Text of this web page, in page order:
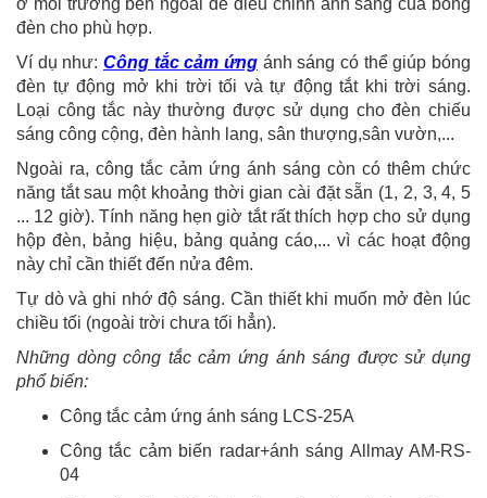
đèn cho phù hợp.
Ví dụ như: Công tắc cảm ứng ánh sáng có thể giúp bóng
đèn tự động mở khi trời tối và tự động tắt khi trời sáng.
Loại công tắc này thường được sử dụng cho đèn chiếu
sáng công cộng, đèn hành lang, sân thượng,sân vườn,...
Ngoài ra, công tắc cảm ứng ánh sáng còn có thêm chức
năng tắt sau một khoảng thời gian cài đặt sẵn (1, 2, 3, 4, 5
... 12 giờ). Tính năng hẹn giờ tắt rất thích hợp cho sử dụng
hộp đèn, bảng hiệu, bảng quảng cáo,... vì các hoạt động
này chỉ cần thiết đến nửa đêm.
Tự dò và ghi nhớ độ sáng. Cần thiết khi muốn mở đèn lúc
chiều tối (ngoài trời chưa tối hẳn).
Những dòng công tắc cảm ứng ánh sáng được sử dụng
phổ biến:
Công tắc cảm ứng ánh sáng LCS-25A
Công tắc cảm biến radar+ánh sáng Allmay AM-RS-
04